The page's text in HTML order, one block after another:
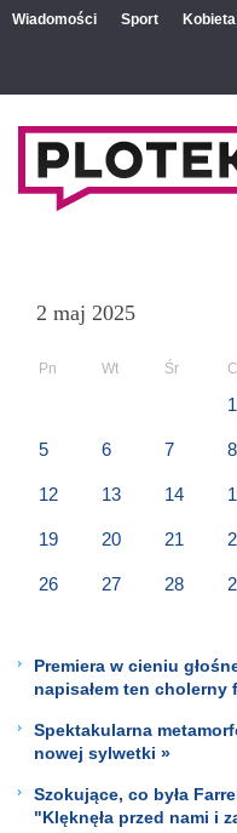
Wiadomości Sport Kobieta
2 maj 2025
Pn Wt Śr
1
5 6 7 8
12 13 14
19 20 21
26 27 28
Premiera w cieniu
napisałem ten cholerny
Spektakularna
nowej sylwetki »
Szokujące, co była
"Klęknęła przed nami i